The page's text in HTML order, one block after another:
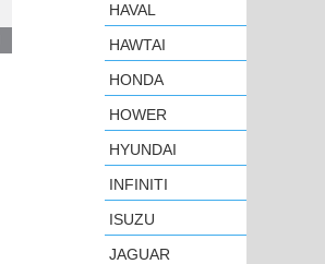
HAVAL
HAWTAI
HONDA
HOWER
HYUNDAI
INFINITI
ISUZU
JAGUAR